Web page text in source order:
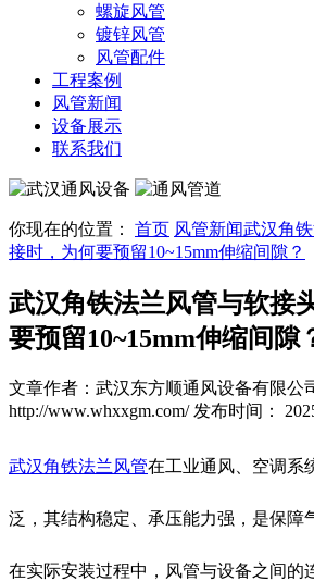
螺旋风管
镀锌风管
风管配件
工程案例
风管新闻
设备展示
联系我们
你现在的位置： 首页 风管新闻武汉角
接时，为何要预留10~15mm伸缩间隙？
武汉角铁法兰风管与软接
要预留10~15mm伸缩间隙
文章作者：武汉东方顺通风设备有限公
http://www.whxxgm.com/ 发布时间：
武汉角铁法兰风管在工业通风、空调系
泛，其结构稳定、承压能力强，是保障
在实际安装过程中，风管与设备之间的